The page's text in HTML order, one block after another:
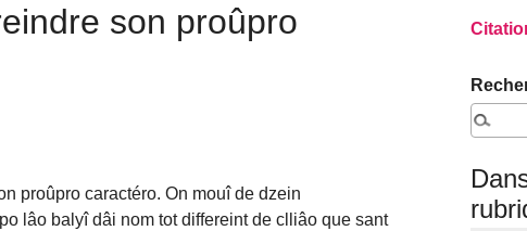
son proûpro
proûpro caractéro. On mouî de dzein
lâo balyî dâi nom tot differeint de clliâo que sant